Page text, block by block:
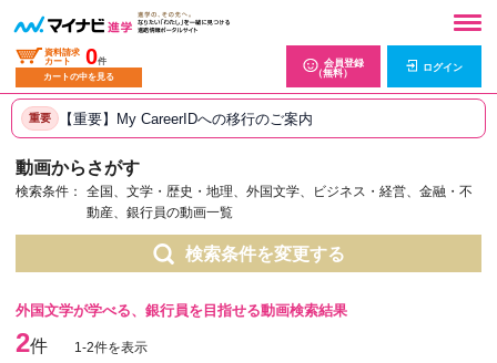
資料請求
カート
0件
カートの中を見る
会員登録
（無料）
ログイン
重要 【重要】My CareerIDへの移行のご案内
動画からさがす
検索条件：
全国、文学・歴史・地理、外国文学、ビジネス・経営、金融・不
動産、銀行員の動画一覧
検索条件を変更する
外国文学が学べる、銀行員を目指せる動画検索結果
2件 1-2件を表示